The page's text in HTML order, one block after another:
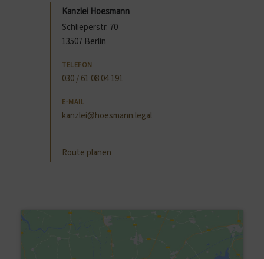
Kanzlei Hoesmann
Schlieperstr. 70
13507 Berlin
TELEFON
030 / 61 08 04 191
E-MAIL
kanzlei@hoesmann.legal
Route planen